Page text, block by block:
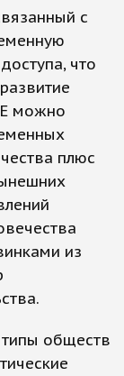
с
что
можно
плюс
из
обществ